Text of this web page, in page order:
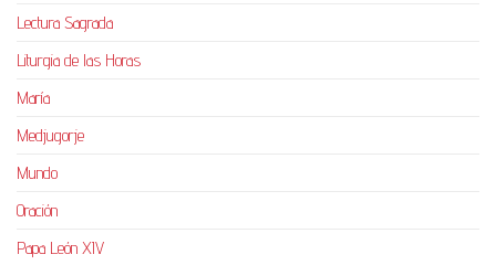
Lectura Sagrada
Liturgia de las Horas
María
Medjugorje
Mundo
Oración
Papa León XIV